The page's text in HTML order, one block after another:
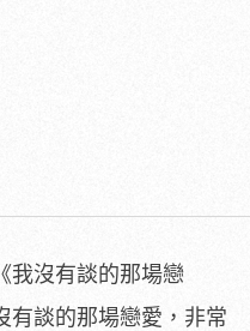
我沒有談的那場戀
有談的那場戀愛，非常